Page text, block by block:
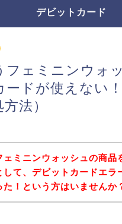
デビットカード
フェミニンウォ
ードが使えない
法）
ェミニンウォッシュの商品
して、デビットカードエラ
た！という方はいませんか